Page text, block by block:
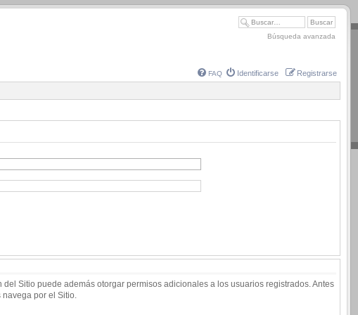
Búsqueda avanzada
FAQ Identificarse Registrarse
Sitio puede además otorgar permisos adicionales a los usuarios registrados. Antes
por el Sitio.